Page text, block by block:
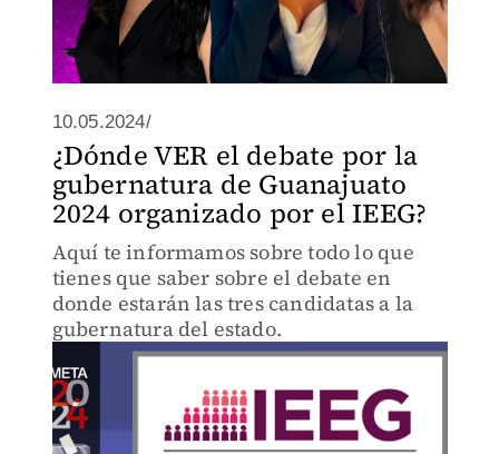
10.05.2024/
¿Dónde VER el debate por la
gubernatura de Guanajuato
2024 organizado por el IEEG?
Aquí te informamos sobre todo lo que
tienes que saber sobre el debate en
donde estarán las tres candidatas a la
gubernatura del estado.